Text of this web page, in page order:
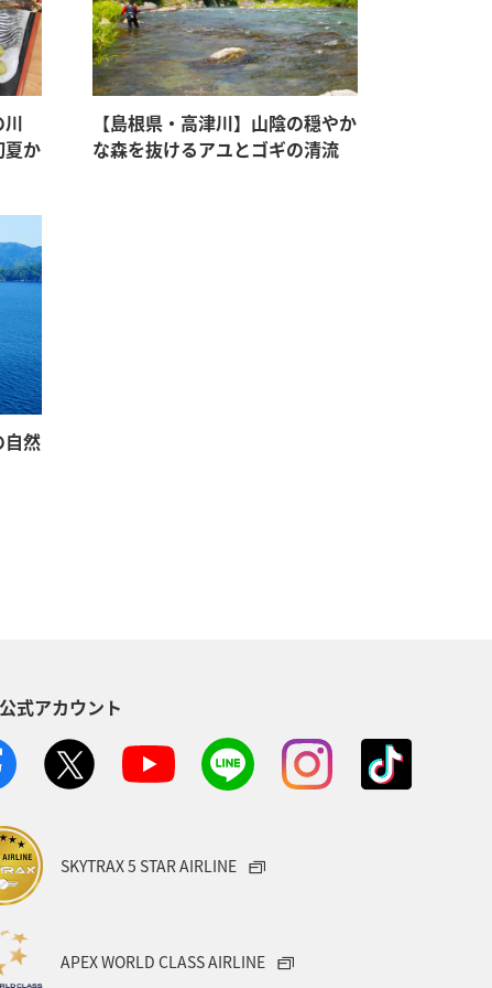
夏か
【島根県・高津川】山陰の穏やか
な森を抜けるアユとゴギの清流
自然
式アカウント
SKYTRAX 5 STAR AIRLINE
APEX WORLD CLASS AIRLINE